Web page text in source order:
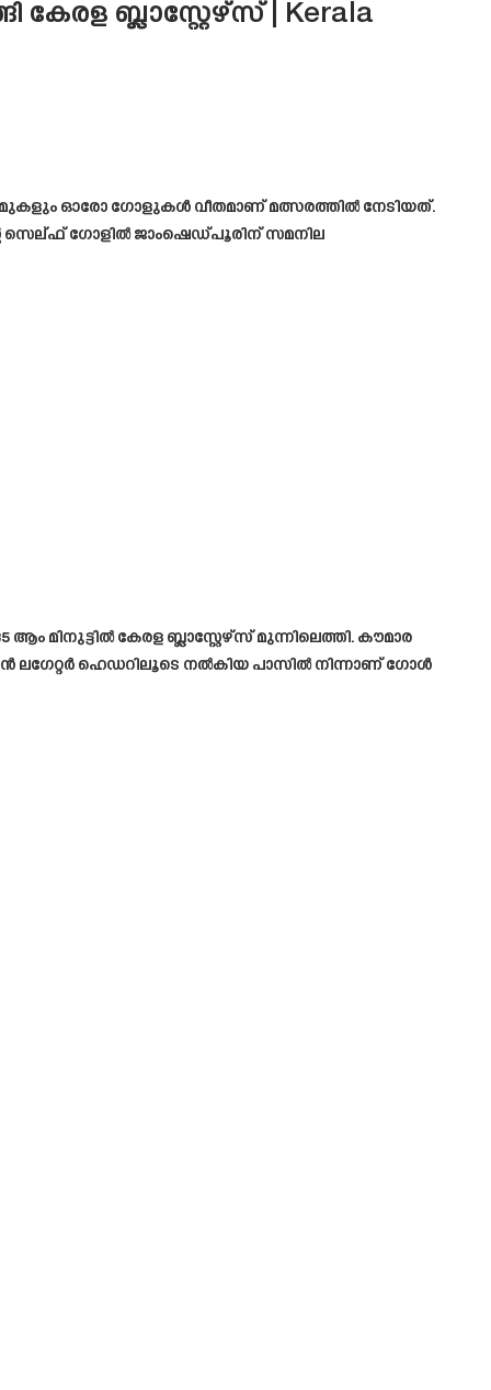
കേരള ബ്ലാസ്റ്റേഴ്‌സ് | Kerala
ടീമുകളും ഓരോ ഗോളുകൾ വീതമാണ് മത്സരത്തിൽ നേടിയത്.
സെല്ഫ് ഗോളിൽ ജാംഷെഡ്പൂരിന് സമനില
മിനുട്ടിൽ കേരള ബ്ലാസ്റ്റേഴ്‌സ് മുന്നിലെത്തി. കൗമാര
ലഗേറ്റർ ഹെഡറിലൂടെ നൽകിയ പാസിൽ നിന്നാണ് ഗോൾ